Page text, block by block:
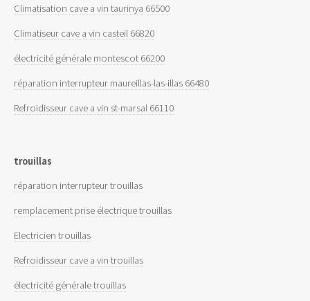
Climatisation cave a vin taurinya 66500
Climatiseur cave a vin casteil 66820
électricité générale montescot 66200
réparation interrupteur maureillas-las-illas 66480
Refroidisseur cave a vin st-marsal 66110
trouillas
réparation interrupteur trouillas
remplacement prise électrique trouillas
Electricien trouillas
Refroidisseur cave a vin trouillas
électricité générale trouillas